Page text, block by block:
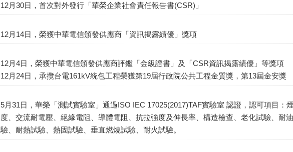
12月30日，首次對外發行「華榮企業社會責任報告書(CSR)」
12月14日，榮獲中華電信頒發供應商「資訊揭露績優」獎項
12月4日，榮獲中華電信頒發供應商評鑑「金級證書」及「CSR資訊揭露績優」等獎項
12月24日，承攬台電161kV統包工程榮獲第19屆行政院公共工程金質獎，第13屆金安獎
5月31日，華榮「測試實驗室」通過ISO IEC 17025(2017)TAF實驗室 認證，認可項目：
度、交流耐電壓、絕緣電阻、導體電阻、抗拉強度及伸⻑率、構造檢查、老化試驗、耐
驗、耐熱試驗、熱固試驗、垂直燃燒試驗、耐火試驗。